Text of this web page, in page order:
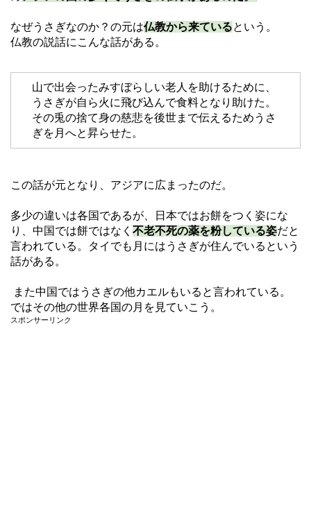
なぜうさぎなのか？の元は仏教から来ているという。
仏教の説話にこんな話がある。
山で出会ったみすぼらしい老人を助けるために、
うさぎが自ら火に飛び込んで食料となり助けた。
その兎の捨て身の慈悲を後世まで伝えるためうさ
ぎを月へと昇らせた。
この話が元となり、アジアに広まったのだ。
多少の違いは各国であるが、日本ではお餅をつく姿にな
り、中国では餅ではなく 不老不死の薬を粉している姿だと
言われている。タイでも月にはうさぎが住んでいるという
話がある。
また中国ではうさぎの他カエルもいると言われている。
ではその他の世界各国の月を見ていこう。
スポンサーリンク